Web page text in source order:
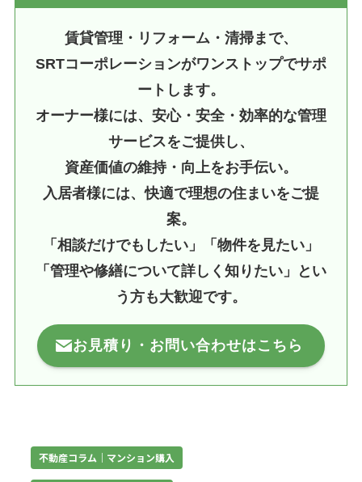
賃貸管理・リフォーム・清掃まで、
SRTコーポレーションがワンストップでサポ
ートします。
オーナー様には、安心・安全・効率的な管理
サービスをご提供し、
資産価値の維持・向上をお手伝い。
入居者様には、快適で理想の住まいをご提
案。
「相談だけでもしたい」「物件を見たい」
「管理や修繕について詳しく知りたい」とい
う方も大歓迎です。
お見積り・お問い合わせはこちら
不動産コラム｜マンション購入